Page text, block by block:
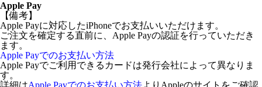
Apple Pay
【備考】
Apple Payに対応したiPhoneでお支払いいただけます。
ご注文を確定する直前に、Apple Payの認証を行っていただき
ます。
Apple Payでのお支払い方法
Apple Payでご利用できるカードは発行会社によって異なりま
す。